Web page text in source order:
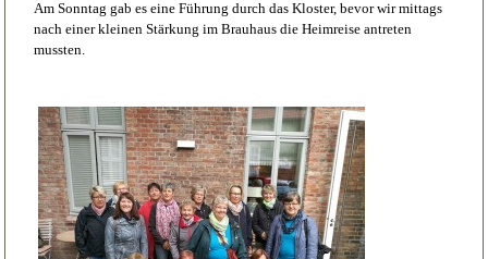
Am Sonntag gab es eine Führung durch das Kloster, bevor wir mittags
nach einer kleinen Stärkung im Brauhaus die Heimreise antreten
mussten.